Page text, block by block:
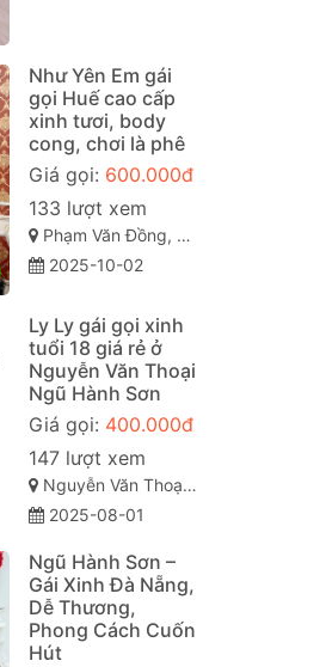
Như Yên Em gái
gọi Huế cao cấp
xinh tươi, body
cong, chơi là phê
Giá gọi: 600.000đ
133 lượt xem
Phạm Văn Đồng, Vỹ Dạ, Huế, Thừa Thiên Huế
2025-10-02
Ly Ly gái gọi xinh
tuổi 18 giá rẻ ở
Nguyễn Văn Thoại
Ngũ Hành Sơn
Giá gọi: 400.000đ
147 lượt xem
Nguyễn Văn Thoại, Mỹ An, Ngũ Hành Sơn, Đà Nẵng
2025-08-01
Ngũ Hành Sơn –
Gái Xinh Đà Nẵng,
Dễ Thương,
Phong Cách Cuốn
Hút